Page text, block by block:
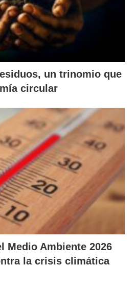
un trinomio que
circular
Medio Ambiente 2026
la crisis climática